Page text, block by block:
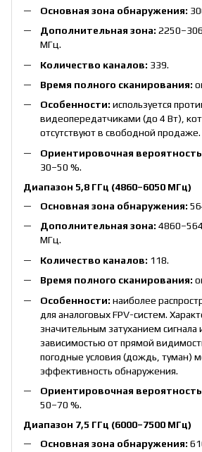
Основная зона обнаружения:
Дополнительная зона:
МГц.
Количество каналов: 339.
Время полного сканирования:
Особенности: используется
видеопередатчиками (до 4 Вт),
отсутствуют в свободной продаже.
Ориентировочная
30–50 %.
Диапазон 5,8 ГГц (4860–6050 МГц)
Основная зона обнаружения:
Дополнительная зона:
МГц.
Количество каналов: 118.
Время полного сканирования:
Особенности: наиболее
для аналоговых FPV-систем.
значительным затуханием сигнала
зависимостью от прямой
погодные условия (дождь, туман)
эффективность обнаружения.
Ориентировочная
50–70 %.
Диапазон 7,5 ГГц (6000–7500 МГц)
Основная зона обнаружения: